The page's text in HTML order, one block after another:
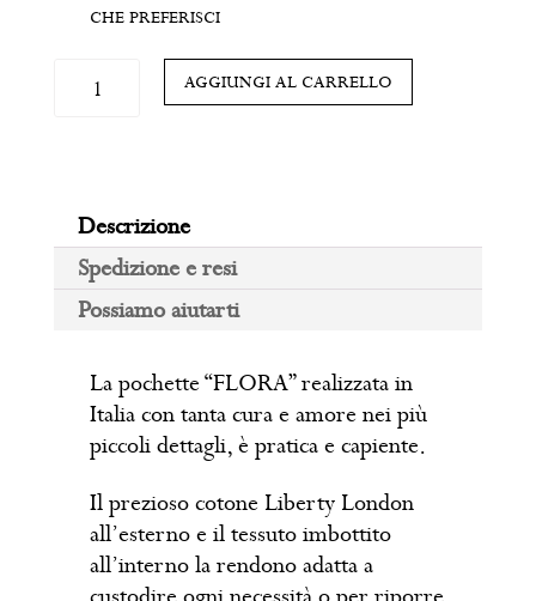
CHE PREFERISCI
"FLORA"
quantità
AGGIUNGI AL CARRELLO
Descrizione
Spedizione e resi
Possiamo aiutarti
La pochette “FLORA” realizzata in
Italia con tanta cura e amore nei più
piccoli dettagli, è pratica e capiente.
Il prezioso cotone Liberty London
all’esterno e il tessuto imbottito
all’interno la rendono adatta a